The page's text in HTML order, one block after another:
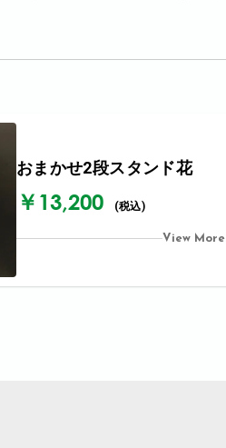
おまかせ2段スタンド花
￥13,200 (税込)
View More